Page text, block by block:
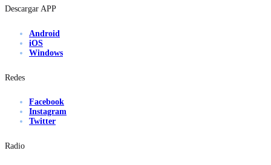
Descargar APP
Android
iOS
Windows
Redes
Facebook
Instagram
Twitter
Radio